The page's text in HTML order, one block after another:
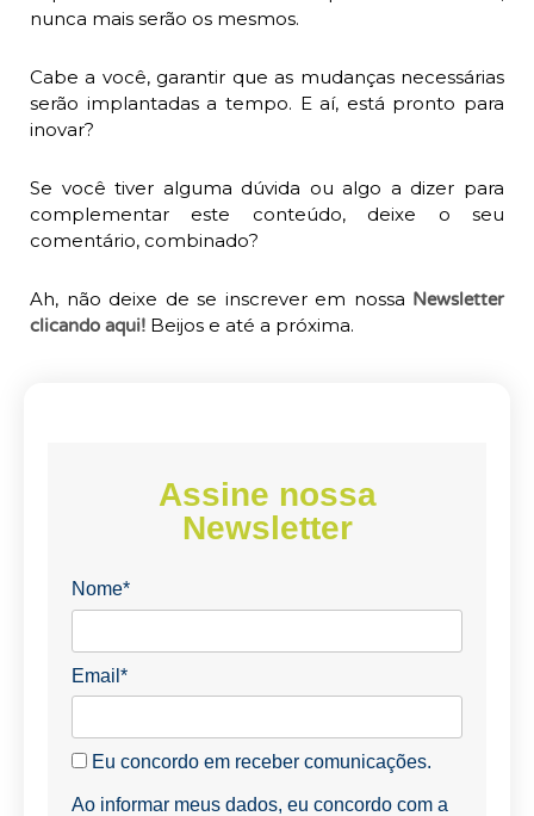
nunca mais serão os mesmos.
Cabe a você, garantir que as mudanças necessárias
serão implantadas a tempo. E aí, está pronto para
inovar?
Se você tiver alguma dúvida ou algo a dizer para
complementar este conteúdo, deixe o seu
comentário, combinado?
Ah, não deixe de se inscrever em nossa Newsletter
clicando aqui! Beijos e até a próxima.
Assine nossa
Newsletter
Nome*
Email*
Eu concordo em receber comunicações.
Ao informar meus dados, eu concordo com a